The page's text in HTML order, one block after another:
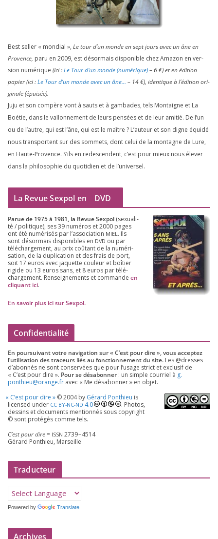
Best sel­ler « mon­dial », Le tour d’un monde en sept jours avec un âne en
Provence, paru en 2009, est désor­mais dis­po­nible chez Amazon en ver­
sion numé­rique (ici :Le Tour d’un monde (numé­rique)–6€) et en édi­tion
papier (ici :Le Tour d’un monde avec un âne… – 14€), iden­tique à l’é­di­tion ori­
gi­nale (épui­sée).
Juju et son com­père vont à sauts et à gam­bades, tels Montaigne et La
Boétie, dans le val­lon­ne­ment de leurs pen­sées et de leur ami­tié. De l’un
ou de l’autre, qui est l’âne, qui est le maître ? L’auteur et son digne équi­dé
nous trans­portent sur des som­mets, dont celui de la mon­tagne de Lure,
en Haute-Provence. S’ils en redes­cendent, c’est pour mieux nous éle­ver
dans la phi­lo­so­phie du quo­ti­dien et de l’universel.
La Revue Sexpol en DVD
Parue de 1975à 1981, la Revue Sex­pol (sexua­li­
té /​ poli­tique), ses39 numé­ros et2000 pages
ont été numé­ri­sés par l’as­so­cia­tion MIEL . Ils
sont désor­mais dis­po­nibles en DVD ou par
télé­char­ge­ment, au prix coû­tant de la numé­ri­
sa­tion, de la dupli­ca­tion et des frais de port,
soit 17 euros avec jaquette cou­leur et boî­tier
rigide ou 13 euros sans, et 8 euros par télé­
char­ge­ment. Ren­sei­gne­ments et com­mande en
cli­quant ici.
En savoir plus ici sur Sexpol.
Confidentialité
En pour­sui­vant votre navi­ga­tion sur « C’est pour dire », vous accep­tez
l’utilisation des tra­ceurs liés au fonc­tion­ne­ment du site. Les @dresses
d’a­bon­nés ne sont conser­vées que pour l’u­sage strict et exclu­sif de
« C’est pour dire ». Pour se désa­bon­ner : un simple cour­riel à g.​
ponthieu@​orange.​fr avec « Me désa­bon­ner » en objet.
« C’est pour dire » ©2004by Gérard Ponthieu is
licen­sed under CC BY-NC-ND 4.0
. Photos,
des­sins et docu­ments men­tion­nés sous copy­right
© sont pro­té­gés comme tels.
C’est pour dire= ISSN 2739–4514
Gérard Ponthieu, Marseille
Traducteur
Powered by Translate
Archives